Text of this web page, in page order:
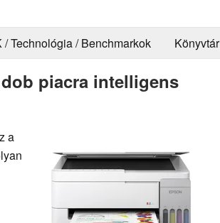
/ Technológia / Benchmarkok Könyvtár
piacra intelligens
a